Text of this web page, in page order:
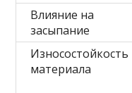
Влияние на
засыпание
Износостойкость
материала